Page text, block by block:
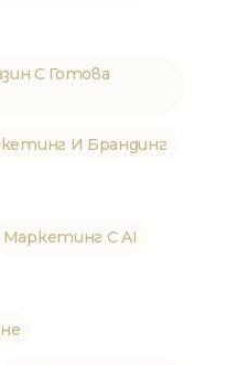
С Готова
И Брандинг
Маркетинг С AI